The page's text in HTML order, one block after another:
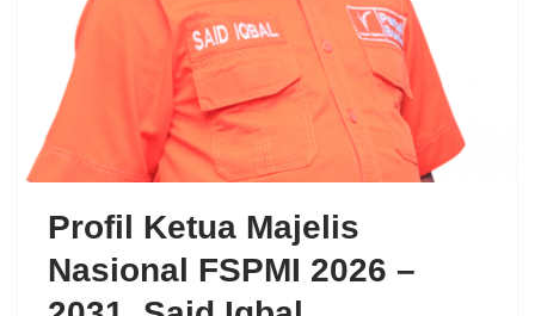
Profil Ketua Majelis
Nasional FSPMI 2026 –